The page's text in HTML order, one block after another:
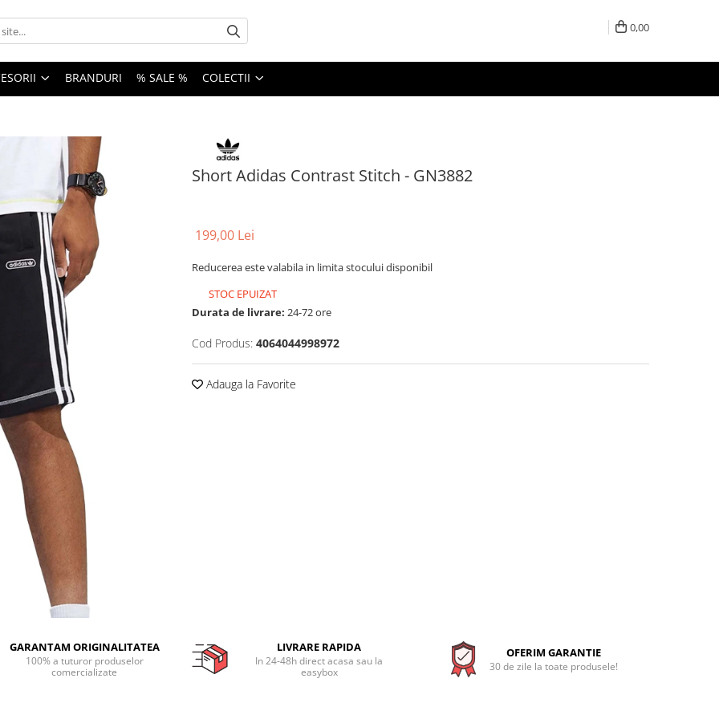
0,00
BRANDURI % SALE % COLECTII
Short Adidas Contrast Stitch - GN3882
199,00 Lei
Reducerea este valabila in limita stocului disponibil
STOC EPUIZAT
Durata de livrare: 24-72 ore
Cod Produs: 4064044998972
Adauga la Favorite
GARANTAM ORIGINALITATEA
100% a tuturor produselor
comercializate
LIVRARE RAPIDA
In 24-48h direct acasa sau la
easybox
OFERIM GARANTIE
30 de zile la toate produsele!